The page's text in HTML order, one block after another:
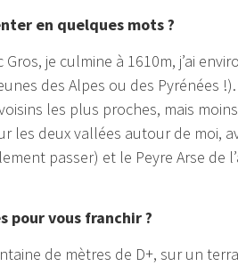
en quelques mots ?
je culmine à 1610m, j’ai
des Alpes ou des Pyrénées
les plus proches, mais
les deux vallées autour de moi,
passer) et le Peyre Arse de
pour vous franchir ?
de mètres de D+, sur un